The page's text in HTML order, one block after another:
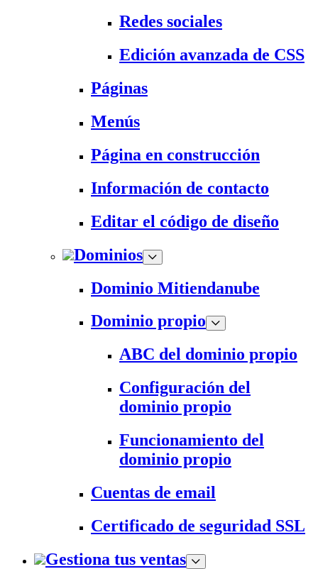
Redes sociales
Edición avanzada de CSS
Páginas
Menús
Página en construcción
Información de contacto
Editar el código de diseño
Dominios
Dominio Mitiendanube
Dominio propio
ABC del dominio propio
Configuración del
dominio propio
Funcionamiento del
dominio propio
Cuentas de email
Certificado de seguridad SSL
Gestiona tus ventas